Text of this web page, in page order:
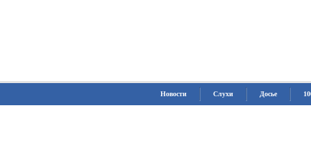
Новости Слухи Досье